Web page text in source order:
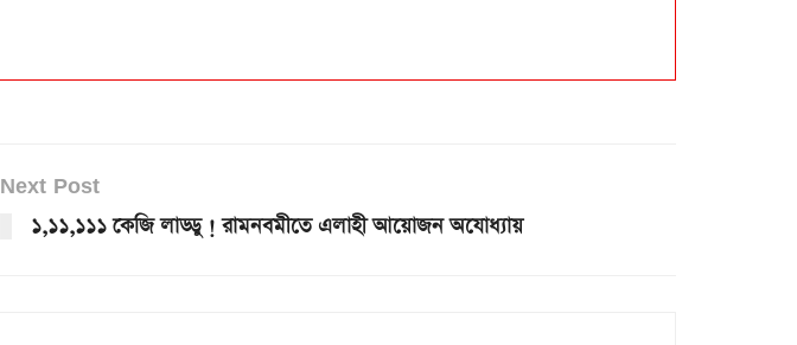
Next Post
১,১১,১১১ কেজি লাড্ডু ! রামনবমীতে এলাহী আয়োজন অযোধ্যায়